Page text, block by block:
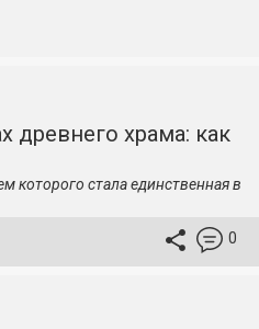
древнего храма: как
которого стала единственная в
0